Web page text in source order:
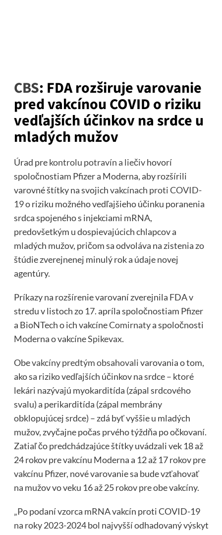
CBS: FDA rozširuje varovanie
pred vakcínou COVID o riziku
vedľajších účinkov na srdce u
mladých mužov
Úrad prekontrolu potravín a liečivhovorí
spoločnostiam Pfizer a Moderna, aby rozšírili
varovné štítky na svojichvakcínach proti COVID-
19o riziku možného vedľajšieho účinku poranenia
srdca spojeného s injekciami mRNA,
predovšetkým u dospievajúcich chlapcov a
mladých mužov, pričom sa odvoláva na zistenia zo
štúdie zverejnenej minulý rok a údaje novej
agentúry.
Príkazy na rozšírenie varovaní zverejnila FDA v
stredu v listoch zo 17. apríla spoločnostiam Pfizer
a BioNTech o ich vakcíneComirnatya spoločnosti
Moderna o vakcíneSpikevax.
Obevakcíny predtým obsahovalivarovania o tom,
ako sa riziko vedľajších účinkov na srdce – ktoré
lekári nazývajú myokarditída (zápal srdcového
svalu) a perikarditída (zápal membrány
obklopujúcej srdce) – zdá byť vyššie u mladých
mužov, zvyčajne počas prvého týždňa po očkovaní.
Zatiaľ čo predchádzajúce štítky uvádzali vek 18 až
24 rokov pre vakcínu Moderna a 12 až 17 rokov pre
vakcínu Pfizer, nové varovanie sa bude vzťahovať
na mužov vo veku 16 až 25 rokov pre obe vakcíny.
„Po podaní vzorca mRNA vakcín proti COVID-19
na roky 2023-2024 bol najvyšší odhadovaný výskyt